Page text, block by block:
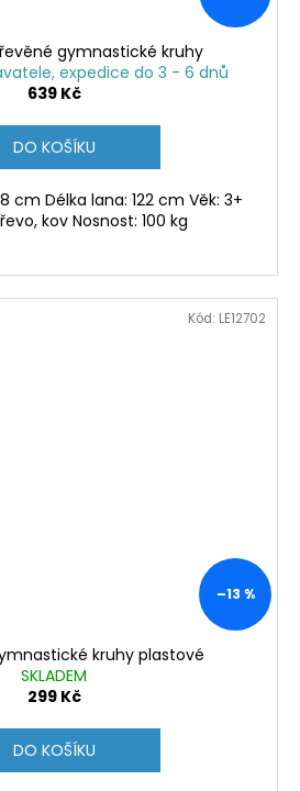
gymnastické kruhy
expedice do 3 - 6 dnů
639 Kč
DO KOŠÍKU
cm Délka lana: 122 cm Věk: 3+
kov Nosnost: 100 kg
–13 %
kruhy plastové
SKLADEM
299 Kč
DO KOŠÍKU
Kód: LE12702